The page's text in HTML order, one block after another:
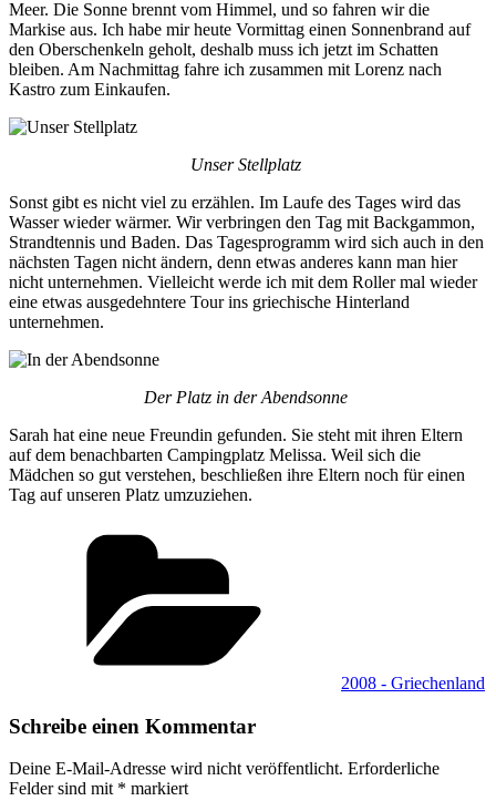
Meer. Die Sonne brennt vom Himmel, und so fahren wir die
Markise aus. Ich habe mir heute Vormittag einen Sonnenbrand auf
den Oberschenkeln geholt, deshalb muss ich jetzt im Schatten
bleiben. Am Nachmittag fahre ich zusammen mit Lorenz nach
Kastro zum Einkaufen.
Unser Stellplatz
Sonst gibt es nicht viel zu erzählen. Im Laufe des Tages wird das
Wasser wieder wärmer. Wir verbringen den Tag mit Backgammon,
Strandtennis und Baden. Das Tagesprogramm wird sich auch in den
nächsten Tagen nicht ändern, denn etwas anderes kann man hier
nicht unternehmen. Vielleicht werde ich mit dem Roller mal wieder
eine etwas ausgedehntere Tour ins griechische Hinterland
unternehmen.
Der Platz in der Abendsonne
Sarah hat eine neue Freundin gefunden. Sie steht mit ihren Eltern
auf dem benachbarten Campingplatz Melissa. Weil sich die
Mädchen so gut verstehen, beschließen ihre Eltern noch für einen
Tag auf unseren Platz umzuziehen.
2008 - Griechenland
Schreibe einen Kommentar
Deine E-Mail-Adresse wird nicht veröffentlicht. Erforderliche
Felder sind mit * markiert